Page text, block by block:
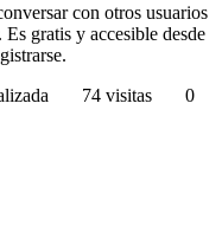
con otros usuarios
gratis y accesible desde
74 visitas
0